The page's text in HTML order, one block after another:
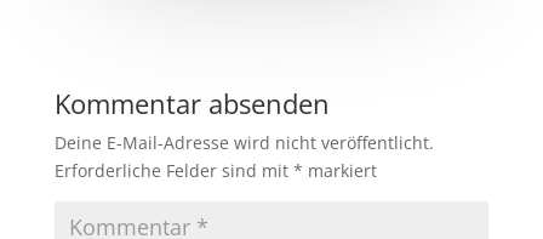
Kommentar absenden
Deine E-Mail-Adresse wird nicht veröffentlicht.
Erforderliche Felder sind mit * markiert